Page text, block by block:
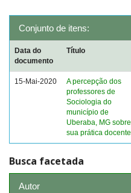
Conjunto de itens:
Data do
documento
Título
15-Mai-2020
A percepção dos
professores de
Sociologia do
município de
Uberaba, MG sobre
sua prática docente
Busca facetada
Autor